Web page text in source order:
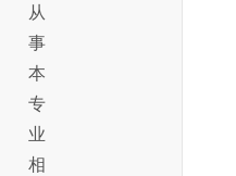
从
事
本
专
业
相